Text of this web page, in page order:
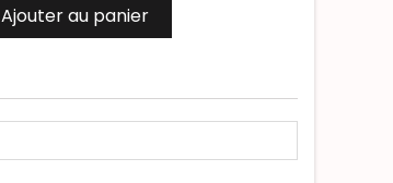
Ajouter au panier